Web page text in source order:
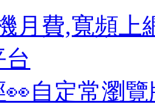
月費,寬頻上
👀自定常瀏